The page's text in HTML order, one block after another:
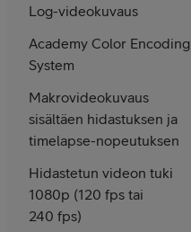
Log-video­kuvaus
Academy Color Encoding
System
Makro­video­kuvaus
sisältäen hidastuksen ja
timelapse-nopeutuksen
Hidastetun videon tuki
1080p (120 fps tai
240 fps)